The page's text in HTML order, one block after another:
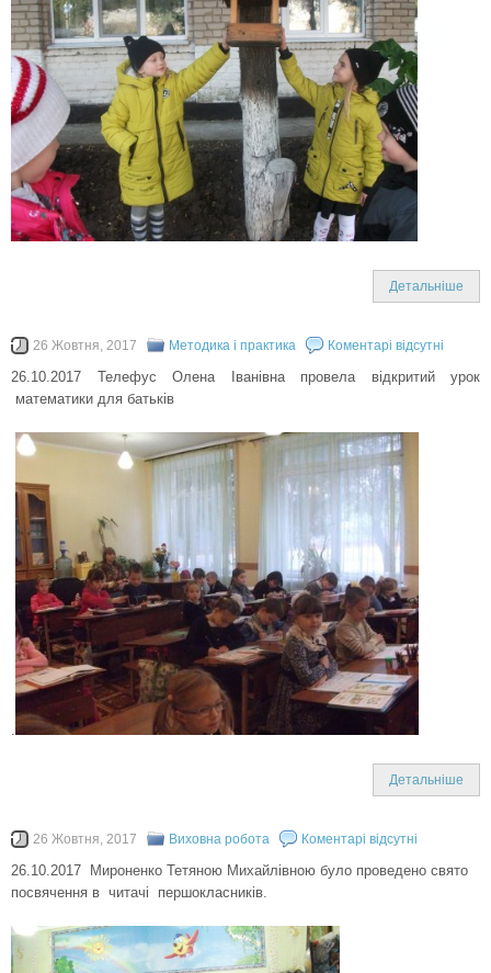
Детальніше
26 Жовтня, 2017 Методика і практика Коментарі відсутні
26.10.2017 Телефус Олена Іванівна провела відкритий урок
математики для батьків
Детальніше
26 Жовтня, 2017 Виховна робота Коментарі відсутні
26.10.2017 Мироненко Тетяною Михайлівною було проведено свято
посвячення в читачі першокласників.